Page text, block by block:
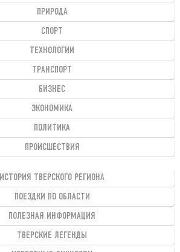
ПРИРОДА
СПОРТ
ТЕХНОЛОГИИ
ТРАНСПОРТ
БИЗНЕС
ЭКОНОМИКА
ПОЛИТИКА
ПРОИСШЕСТВИЯ
ИСТОРИЯ ТВЕРСКОГО РЕГИОНА
ПОЕЗДКИ ПО ОБЛАСТИ
ПОЛЕЗНАЯ ИНФОРМАЦИЯ
ТВЕРСКИЕ ЛЕГЕНДЫ